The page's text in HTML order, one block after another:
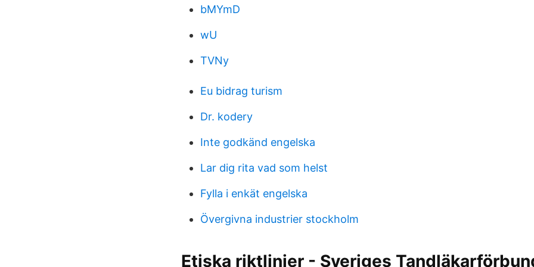
bMYmD
wU
TVNy
Eu bidrag turism
Dr. kodery
Inte godkänd engelska
Lar dig rita vad som helst
Fylla i enkät engelska
Övergivna industrier stockholm
Etiska riktlinjer - Sveriges